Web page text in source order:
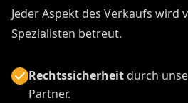
Jeder Aspekt des Verkaufs wird
Spezialisten betreut.
Rechtssicherheitdurch
Partner.